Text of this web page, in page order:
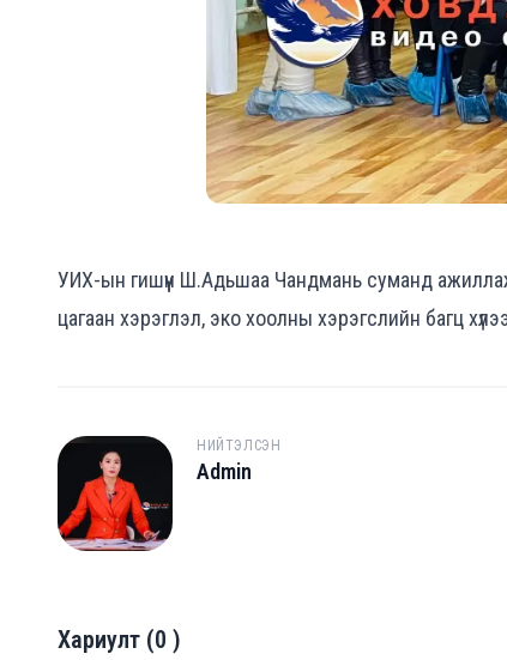
УИХ-ын гишүүн Ш.Адьшаа Чандмань суманд
цагаан хэрэглэл, эко хоолны хэрэгслийн багц
A
НИЙТЭЛСЭН
Admin
Хариулт (0 )